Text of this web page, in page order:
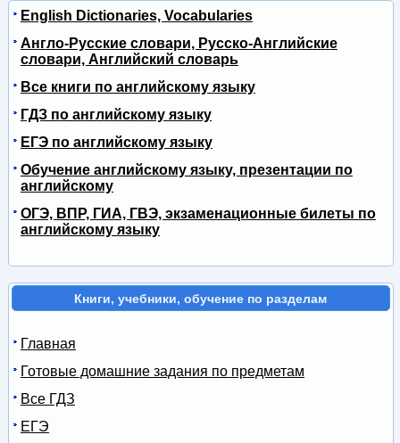
English Dictionaries, Vocabularies
Англо-Русские словари, Русско-Английские
словари, Английский словарь
Все книги по английскому языку
ГДЗ по английскому языку
ЕГЭ по английскому языку
Обучение английскому языку, презентации по
английскому
ОГЭ, ВПР, ГИА, ГВЭ, экзаменационные билеты по
английскому языку
Книги, учебники, обучение по разделам
Главная
Готовые домашние задания по предметам
Все ГДЗ
ЕГЭ